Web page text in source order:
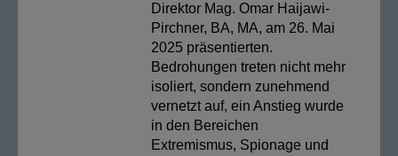
Direktor Mag. Omar Haijawi-
Pirchner, BA, MA, am 26. Mai
2025 präsentierten.
Bedrohungen treten nicht mehr
isoliert, sondern zunehmend
vernetzt auf, ein Anstieg wurde
in den Bereichen
Extremismus, Spionage und